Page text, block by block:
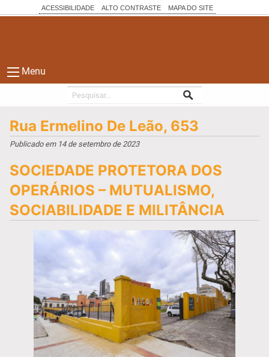
ACESSIBILIDADE ALTO CONTRASTE MAPA DO SITE
Menu
Rua Ermelino De Leão, 653
Publicado em 14 de setembro de 2023
SOCIEDADE PROTETORA DOS
OPERÁRIOS – MUTUALISMO,
SOCIABILIDADE E MILITÂNCIA